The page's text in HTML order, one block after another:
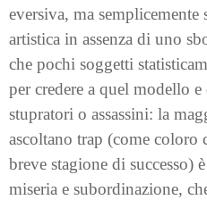
eversiva, ma
artistica in assenza di uno
che pochi soggetti
per credere a quel modello
stupratori o assassini: la
ascoltano trap (come coloro
breve stagione di successo)
miseria e subordinazione,